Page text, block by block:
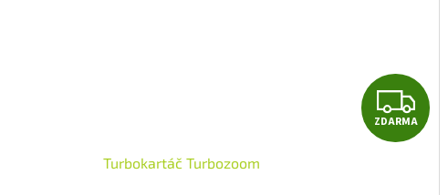
Z
D
ZDARMA
Turbokartáč Turbozoom